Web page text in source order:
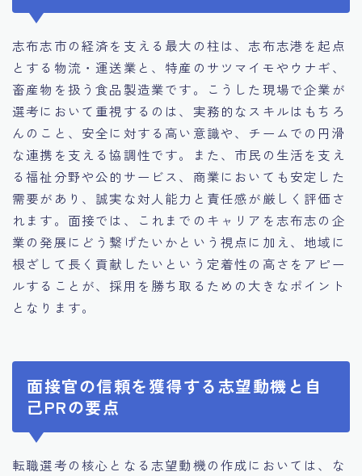
志布志市の経済を支える最大の柱は、志布志港を起点
とする物流・運送業と、特産のサツマイモやウナギ、
畜産物を扱う食品製造業です。こうした現場で企業が
選考において重視するのは、実務的なスキルはもちろ
んのこと、安全に対する高い意識や、チームでの円滑
な連携を支える協調性です。また、市民の生活を支え
る福祉分野や公的サービス、商業においても安定した
需要があり、誠実な対人能力と責任感が厳しく評価さ
れます。面接では、これまでのキャリアを志布志の企
業の発展にどう繋げたいかという視点に加え、地域に
根ざして長く貢献したいという定着性の高さをアピー
ルすることが、採用を勝ち取るための大きなポイント
となります。
面接官の信頼を獲得する志望動機と自
己PRの要点
転職選考の核心となる志望動機の作成においては、な